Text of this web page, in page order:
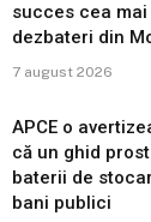
succes cea
dezbateri din
7 august 2026
APCE o
că un ghid
baterii de
bani publici